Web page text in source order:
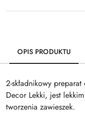
OPIS PRODUKTU
2-składnikowy
Decor Lekki, jest
tworzenia zawieszek.